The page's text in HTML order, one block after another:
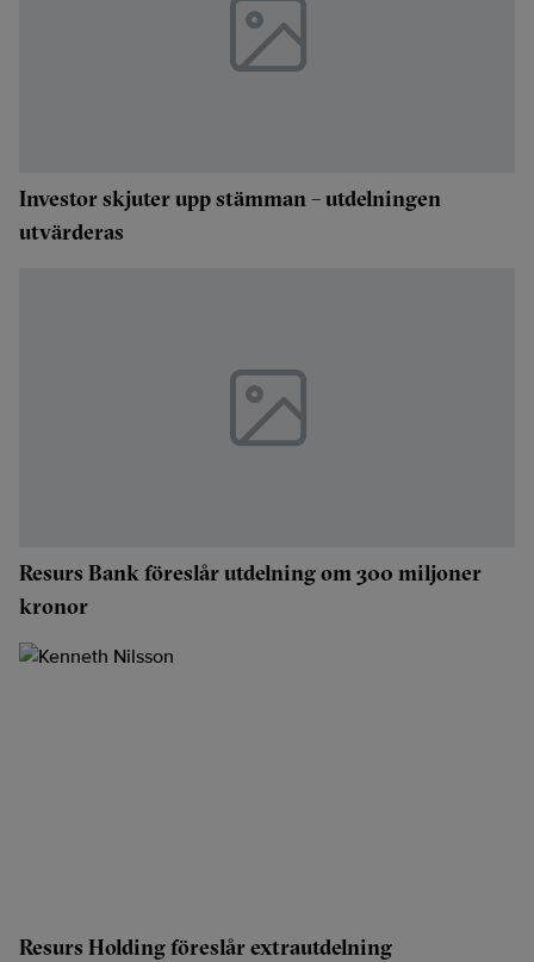
Investor skjuter upp stämman – utdelningen
utvärderas
Resurs Bank föreslår utdelning om 300 miljoner
kronor
Resurs Holding föreslår extrautdelning